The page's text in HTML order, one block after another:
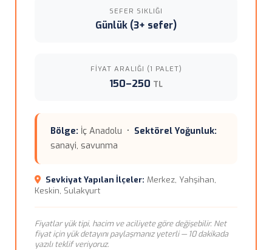
SEFER SIKLIĞI
Günlük (3+ sefer)
FIYAT ARALIĞI (1 PALET)
150–250 TL
Bölge: İç Anadolu • Sektörel Yoğunluk:
sanayi, savunma
Sevkiyat Yapılan İlçeler: Merkez, Yahşihan,
Keskin, Sulakyurt
Fiyatlar yük tipi, hacim ve aciliyete göre değişebilir. Net
fiyat için yük detayını paylaşmanız yeterli — 10 dakikada
yazılı teklif veriyoruz.